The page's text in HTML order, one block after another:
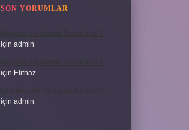
SON YORUMLAR
Meyane ne demek Osmanlıca ?
için admin
Meyane ne demek Osmanlıca ?
için Elifnaz
Laboratuvar Pırlantası kararır mı ?
için admin